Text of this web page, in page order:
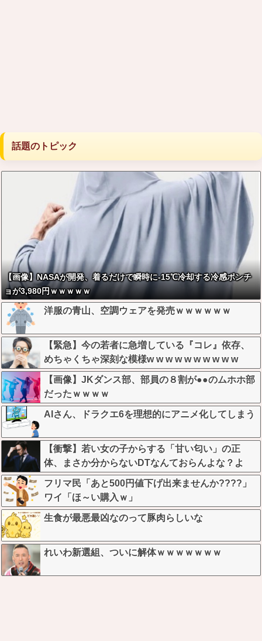
話題のトピック
【画像】NASAが開発、着るだけで瞬時に-15℃冷却する冷感ポンチ
ョが3,980円ｗｗｗｗｗ
洋服の青山、空調ウェアを発売ｗｗｗｗｗｗ
【緊急】今の若者に急増している『コレ』依存、
めちゃくちゃ深刻な模様w w w w w w w w w w
【画像】JKダンス部、部員の８割が●●のムホホ部
だったｗｗｗｗ
AIさん、ドラクエ6を理想的にアニメ化してしまう
【衝撃】若い女の子からする「甘い匂い」の正
体、まさか分からないDTなんておらんよな？よ
な？w w w w w w w w w w w
フリマ民「あと500円値下げ出来ませんか????」
ワイ「ほ～い購入ｗ」
生食が最悪最凶なのって豚肉らしいな
れいわ新選組、ついに解体ｗｗｗｗｗｗｗ